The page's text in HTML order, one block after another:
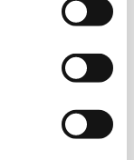
die jaren
of